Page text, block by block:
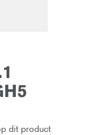
dit product